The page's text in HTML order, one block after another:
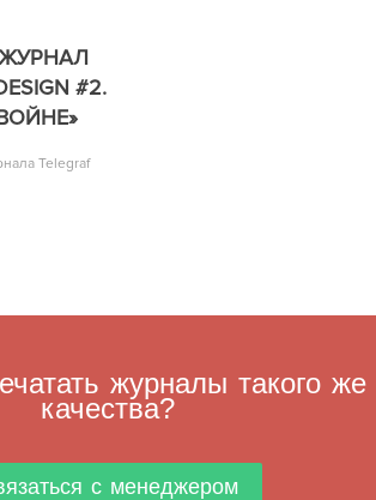
#2.
Telegraf
журналы такого же
качества?
с менеджером